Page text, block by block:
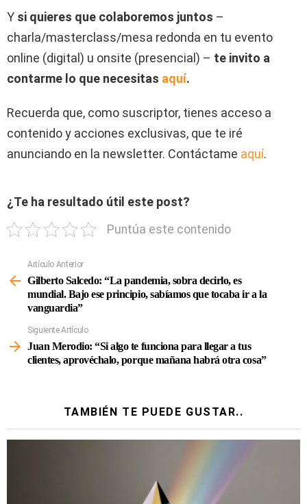
Y si quieres que colaboremos juntos –
charla/masterclass/mesa redonda en tu evento
online (digital) u onsite (presencial) – te invito a
contarme lo que necesitas aquí.
Recuerda que, como suscriptor, tienes acceso a
contenido y acciones exclusivas, que te iré
anunciando en la newsletter. Contáctame aquí.
¿Te ha resultado útil este post?
Puntúa este contenido
Más
Artículo Anterior
Gilberto Salcedo: “La pandemia, sobra decirlo, es
mundial. Bajo ese principio, sabíamos que tocaba ir a la
vanguardia”
Siguiente Artículo
Juan Merodio: “Si algo te funciona para llegar a tus
clientes, aprovéchalo, porque mañana habrá otra cosa”
TAMBIÉN TE PUEDE GUSTAR..